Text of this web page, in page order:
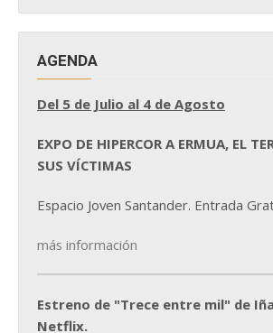
AGENDA
Del 5 de Julio al 4 de Agosto
EXPO DE HIPERCOR A ERMUA, EL
SUS VÍCTIMAS
Espacio Joven Santander. Entrada
más información
Estreno de "Trece entre mil" de
Netflix.